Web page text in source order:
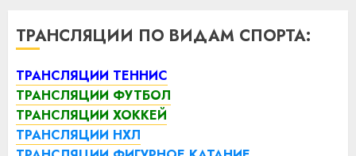
ТРАНСЛЯЦИИ ПО ВИДАМ СПОРТА:
ТРАНСЛЯЦИИ ТЕННИС
ТРАНСЛЯЦИИ ФУТБОЛ
ТРАНСЛЯЦИИ ХОККЕЙ
ТРАНСЛЯЦИИ НХЛ